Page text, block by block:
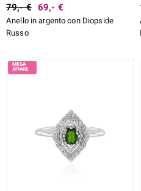
79,- € 69,- €
Anello in argento con Diopside
Russo